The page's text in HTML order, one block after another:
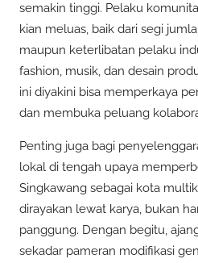
semakin tinggi. Pelaku
kian meluas, baik dari segi
maupun keterlibatan pelaku
fashion, musik, dan desain
ini diyakini bisa memperkaya
dan membuka peluang
Penting juga bagi
lokal di tengah upaya
Singkawang sebagai kota
dirayakan lewat karya, bukan
panggung. Dengan begitu,
sekadar pameran modifikasi